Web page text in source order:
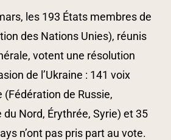
les 193 États membres de
des Nations Unies), réunis
votent une résolution
de l’Ukraine : 141 voix
(Fédération de Russie,
du Nord, Érythrée, Syrie) et 35
n’ont pas pris part au vote.